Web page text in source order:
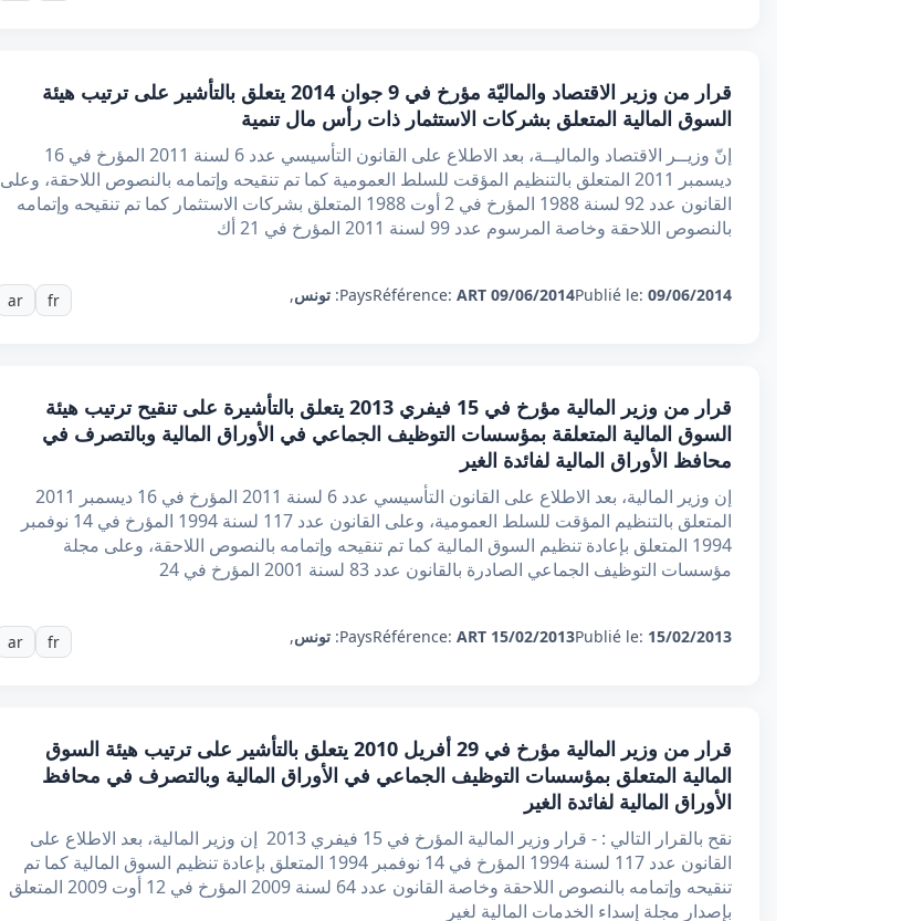
قرار من وزير الاقتصاد والماليّة مؤرخ في 9 جوان 2014 يتعلق بالتأشير على ترتيب هيئة
السوق المالية المتعلق بشركات الاستثمار ذات رأس مال تنمية
إنّ وزيــر الاقتصاد والماليــة، بعد الاطلاع على القانون التأسيسي عدد 6 لسنة 2011 المؤرخ في 16
ديسمبر 2011 المتعلق بالتنظيم المؤقت للسلط العمومية كما تم تنقيحه وإتمامه بالنصوص اللاحقة، وعلى
القانون عدد 92 لسنة 1988 المؤرخ في 2 أوت 1988 المتعلق بشركات الاستثمار كما تم تنقيحه وإتمامه
بالنصوص اللاحقة وخاصة المرسوم عدد 99 لسنة 2011 المؤرخ في 21 أك
Publié le: 09/06/2014
Référence: ART 09/06/2014
Pays: تونس,
fr
ar
قرار من وزير المالية مؤرخ في 15 فيفري 2013 يتعلق بالتأشيرة على تنقيح ترتيب هيئة
السوق المالية المتعلقة بمؤسسات التوظيف الجماعي في الأوراق المالية وبالتصرف في
محافظ الأوراق المالية لفائدة الغير
إن وزير المالية، بعد الاطلاع على القانون التأسيسي عدد 6 لسنة 2011 المؤرخ في 16 ديسمبر 2011
المتعلق بالتنظيم المؤقت للسلط العمومية، وعلى القانون عدد 117 لسنة 1994 المؤرخ في 14 نوفمبر
1994 المتعلق بإعادة تنظيم السوق المالية كما تم تنقيحه وإتمامه بالنصوص اللاحقة، وعلى مجلة
مؤسسات التوظيف الجماعي الصادرة بالقانون عدد 83 لسنة 2001 المؤرخ في 24
Publié le: 15/02/2013
Référence: ART 15/02/2013
Pays: تونس,
fr
ar
قرار من وزير المالية مؤرخ في 29 أفريل 2010 يتعلق بالتأشير على ترتيب هيئة السوق
المالية المتعلق بمؤسسات التوظيف الجماعي في الأوراق المالية وبالتصرف في محافظ
الأوراق المالية لفائدة الغير
نقح بالقرار التالي : - قرار وزير المالية المؤرخ في 15 فيفري 2013 إن وزير المالية، بعد الاطلاع على
القانون عدد 117 لسنة 1994 المؤرخ في 14 نوفمبر 1994 المتعلق بإعادة تنظيم السوق المالية كما تم
تنقيحه وإتمامه بالنصوص اللاحقة وخاصة القانون عدد 64 لسنة 2009 المؤرخ في 12 أوت 2009 المتعلق
بإصدار مجلة إسداء الخدمات المالية لغير